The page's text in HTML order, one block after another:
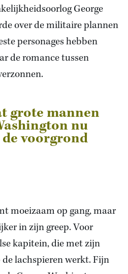
George
over de militaire plannen
personages hebben
de romance tussen
grote mannen
nu
voorgrond
moeizaam op gang, maar
in zijn greep. Voor
kapitein, die met zijn
lachspieren werkt. Fijn